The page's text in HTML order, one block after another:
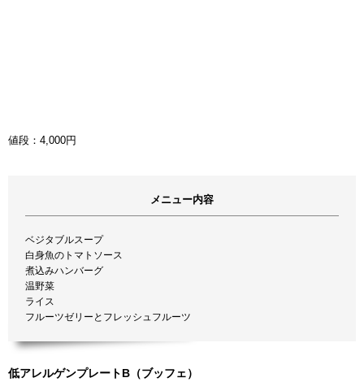
値段：4,000円
メニュー内容
ベジタブルスープ
白身魚のトマトソース
煮込みハンバーグ
温野菜
ライス
フルーツゼリーとフレッシュフルーツ
低アレルゲンプレートB（ブッフェ）